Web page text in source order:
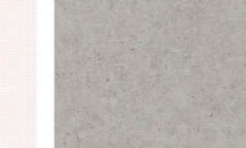
Длина рулона:
Ширина рулона:
1.06 .
Материал покрытия:
Виниловое
Германия
Материал основы: Флизелин
Раппорт: